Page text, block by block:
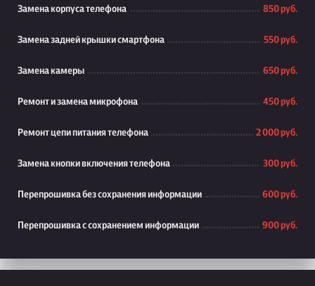
Замена корпуса телефона 850 руб.
Замена задней крышки смартфона 550 руб.
Замена камеры 650 руб.
Ремонт и замена микрофона 450 руб.
Ремонт цепи питания телефона 2 000 руб.
Замена кнопки включения телефона 300 руб.
Перепрошивка без сохранения информации 600 руб.
Перепрошивка с сохранением информации 900 руб.